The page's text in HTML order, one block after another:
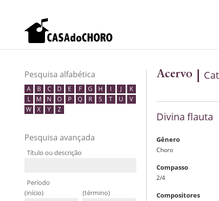
Pesquisa alfabética
A B C D E F G H I J
K
L
M N O P Q R S T U
V
W
X Y Z
Pesquisa avançada
Título ou descrição
Período
(início)
(término)
Acervo
Divina flauta
Gênero
Choro
Compasso
2/4
Compositores